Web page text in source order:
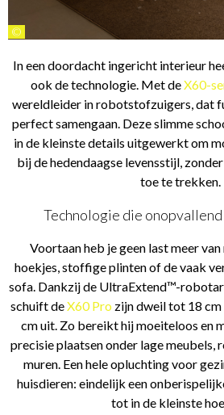
©
In een doordacht ingericht interieur
ook de technologie. Met deX60-
wereldleider in robotstofzuigers, dat
perfect samengaan. Deze slimme
in de kleinste details uitgewerkt om
bij de hedendaagse levensstijl,
toe te trekken.
Technologie die
Voortaan heb je geen last meer
hoekjes, stoffige plinten of de vaak
sofa. Dankzij de UltraExtend™-
schuift deX60 Pro zijn dweil tot 18
cm uit. Zo bereikt hij moeiteloos en
precisie plaatsen onder lage meubels,
muren. Een hele opluchting voor
huisdieren: eindelijk een
tot in de kleinste